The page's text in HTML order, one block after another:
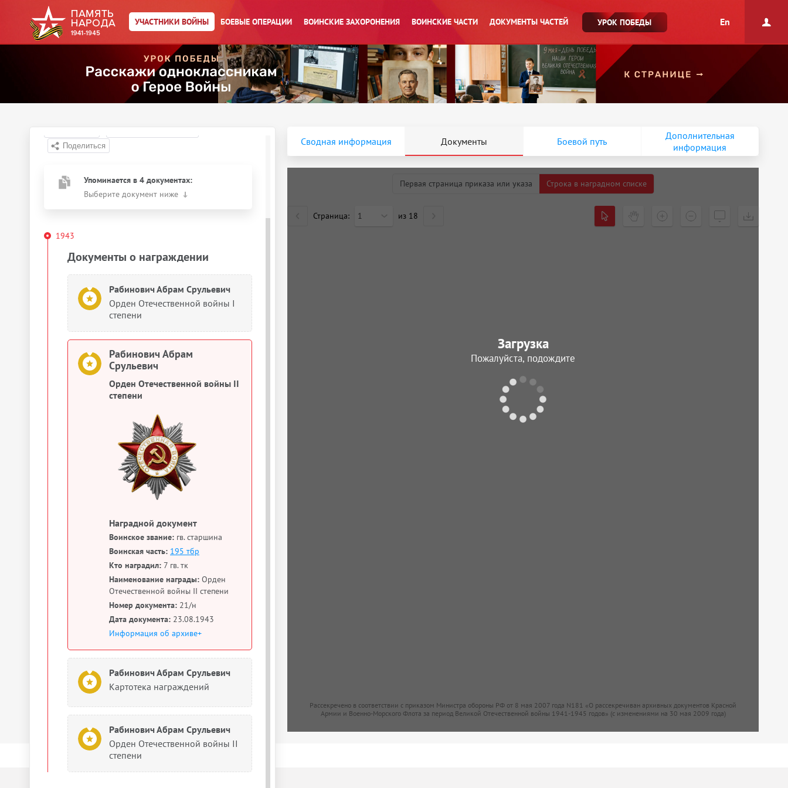
УЧАСТНИКИ ВОЙНЫ БОЕВЫЕ ОПЕРАЦИИ ВОИНСКИЕ ЗАХОРОНЕНИЯ ВОИНСКИЕ ЧАСТИ ДОКУМЕНТЫ ЧАСТЕЙ УРОК ПОБЕДЫ En
Участники войны/
К результатам поиска
Рабинович Абрам
Срульевич
Упоминается в 4 документах:
Выберите документ ниже
1943
Документы о награждении
Рабинович Абрам Срульевич
Орден Отечественной войны I
степени
Рабинович Абрам
Срульевич
Орден Отечественной войны II
степени
Наградной документ
Воинское звание: гв. старшина
Воинская часть: 195 тбр
Кто наградил: 7 гв. тк
Наименование награды: Орден
Отечественной войны II степени
Номер документа: 21/н
Дата документа: 23.08.1943
Информация об архиве+
Рабинович Абрам Срульевич
Картотека награждений
Рабинович Абрам Срульевич
Орден Отечественной войны II
степени
Сводная информация Документы Боевой путь
Дополнительная
информация
Первая страница приказа или указа Строка в наградном списке
Страница: 1 из 18
Рассекречено в соответствии с приказом Министра обороны РФ от 8 мая 2007 года N181 «О рассекречиван архивных документов Красной
Армии и Военно-Морского Флота за период Великой Отечественной войны 1941-1945 годов» (с изменениями на 30 мая 2009 года)
Загрузка
Пожалуйста, подождите